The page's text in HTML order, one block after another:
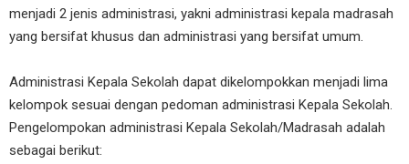
menjadi 2 jenis administrasi, yakni administrasi kepala madrasah
yang bersifat khusus dan administrasi yang bersifat umum.
Administrasi Kepala Sekolah dapat dikelompokkan menjadi lima
kelompok sesuai dengan pedoman administrasi Kepala Sekolah.
Pengelompokan administrasi Kepala Sekolah/Madrasah adalah
sebagai berikut: